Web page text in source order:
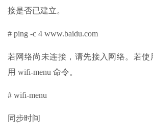
接是否已建立。
# ping -c 4 www.baidu.com
若网络尚未连接，请先接入网络。若使
用 wifi-menu 命令。
# wifi-menu
同步时间